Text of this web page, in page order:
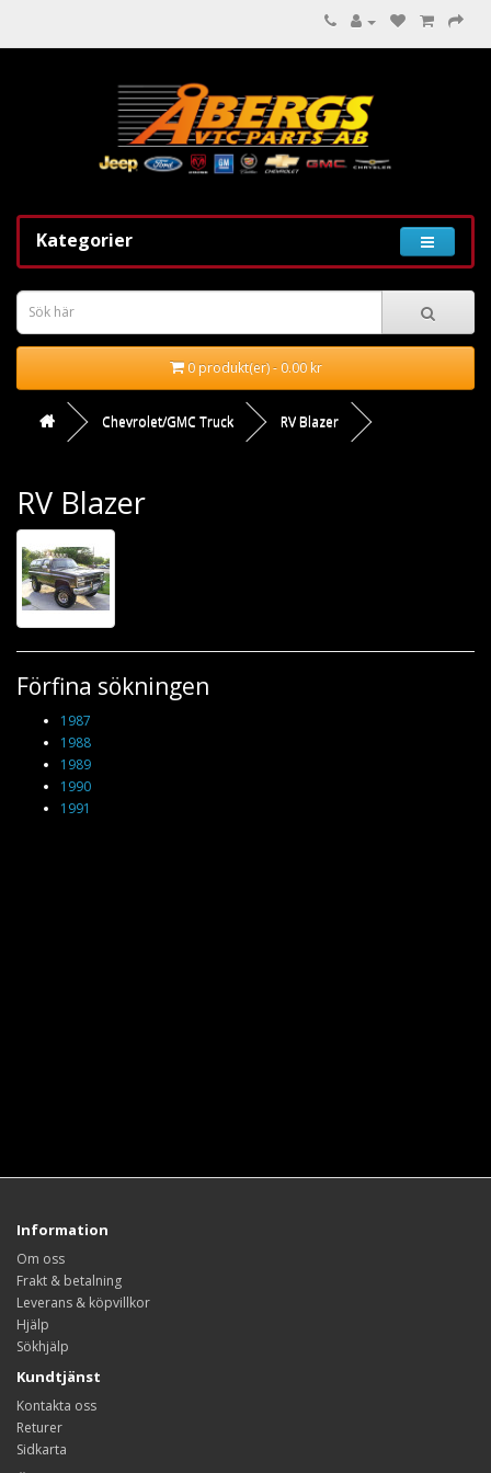
Kategorier
0 produkt(er) - 0.00 kr
Chevrolet/GMC Truck RV Blazer
RV Blazer
Förfina sökningen
1987
1988
1989
1990
1991
Information
Om oss
Frakt & betalning
Leverans & köpvillkor
Hjälp
Sökhjälp
Kundtjänst
Kontakta oss
Returer
Sidkarta